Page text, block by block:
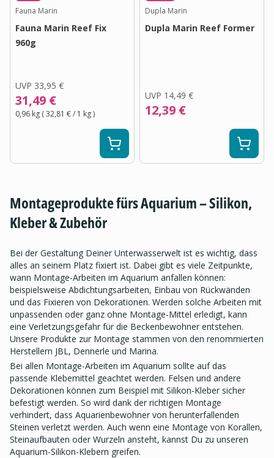
Fauna Marin
Fauna Marin Reef Fix
960g
UVP 33,95 €
31,49 €
0,96 kg (32,81 €/ 1 kg)
Dupla Marin
Dupla Marin Reef Former
UVP 14,49 €
12,39 €
Montageprodukte fürs Aquarium – Silikon,
Kleber & Zubehör
Bei der Gestaltung Deiner Unterwasserwelt ist es wichtig, dass
alles an seinem Platz fixiert ist. Dabei gibt es viele Zeitpunkte,
wann Montage-Arbeiten im Aquarium anfallen können:
beispielsweise Abdichtungsarbeiten, Einbau von Rückwänden
und das Fixieren von Dekorationen. Werden solche Arbeiten mit
unpassenden oder ganz ohne Montage-Mittel erledigt, kann
eine Verletzungsgefahr für die Beckenbewohner entstehen.
Unsere Produkte zur Montage stammen von den renommierten
Herstellern JBL, Dennerle und Marina.
Bei allen Montage-Arbeiten im Aquarium sollte auf das
passende Klebemittel geachtet werden. Felsen und andere
Dekorationen können zum Beispiel mit Silikon-Kleber sicher
befestigt werden. So wird dank der richtigen Montage
verhindert, dass Aquarienbewohner von herunterfallenden
Steinen verletzt werden. Auch wenn eine Montage von Korallen,
Steinaufbauten oder Wurzeln ansteht, kannst Du zu unseren
Aquarium-Silikon-Klebern greifen.